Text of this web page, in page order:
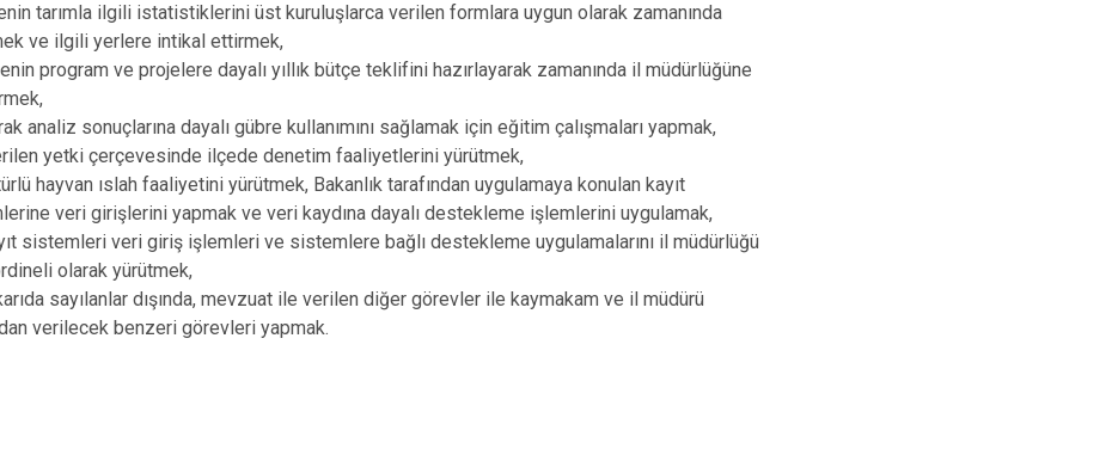
tarımla ilgili istatistiklerini üst kuruluşlarca verilen formlara uygun olarak zamanında
ve ilgili yerlere intikal ettirmek,
program ve projelere dayalı yıllık bütçe teklifini hazırlayarak zamanında il müdürlüğüne
analiz sonuçlarına dayalı gübre kullanımını sağlamak için eğitim çalışmaları yapmak,
yetki çerçevesinde ilçede denetim faaliyetlerini yürütmek,
hayvan ıslah faaliyetini yürütmek, Bakanlık tarafından uygulamaya konulan kayıt
veri girişlerini yapmak ve veri kaydına dayalı destekleme işlemlerini uygulamak,
sistemleri veri giriş işlemleri ve sistemlere bağlı destekleme uygulamalarını il müdürlüğü
olarak yürütmek,
sayılanlar dışında, mevzuat ile verilen diğer görevler ile kaymakam ve il müdürü
verilecek benzeri görevleri yapmak.